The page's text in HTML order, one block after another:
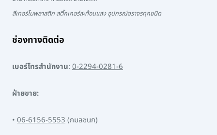
สีเทอร์โมพลาสติก สติ๊กเกอร์สะท้อนแสง อุปกรณ์จราจรทุกชนิด
ช่องทางติดต่อ
เบอร์โทรสำนักงาน: 0-2294-0281-6
ฝ่ายขาย:
• 06-6156-5553(กมลชนก)